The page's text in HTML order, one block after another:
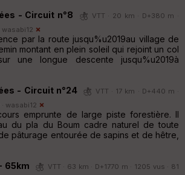
- Circuit n°8
VTT · 20 km · D+380 m ·
wasabi12
par la route jusqu%u2019au village de
montant en plein soleil qui rejoint un col
une longue descente jusqu%u2019à
- Circuit n°24
VTT · 17 km · D+440 m ·
wasabi12
emprunte de large piste forestière. Il
du pla du Boum cadre naturel de toute
pâturage entourée de sapins et de hêtre,
65km
VTT · 63 km · D+1770 m · 1205 vus · 81